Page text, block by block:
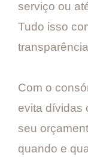
serviço ou
Tudo isso
Com o
evita dívidas
seu
quando e